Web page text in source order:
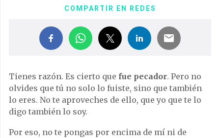
COMPARTIR EN REDES
Tienes razón. Es cierto que fue pecador. Pero no
olvides que tú no solo lo fuiste, sino que también
lo eres. No te aproveches de ello, que yo que te lo
digo también lo soy.
Por eso, no te pongas por encima de mí ni de